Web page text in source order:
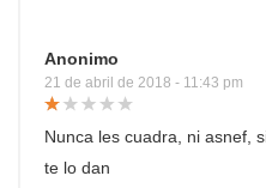
Anonimo
21 de abril de 2018 - 11:43 pm
Nunca les cuadra, ni asnef,
te lo dan